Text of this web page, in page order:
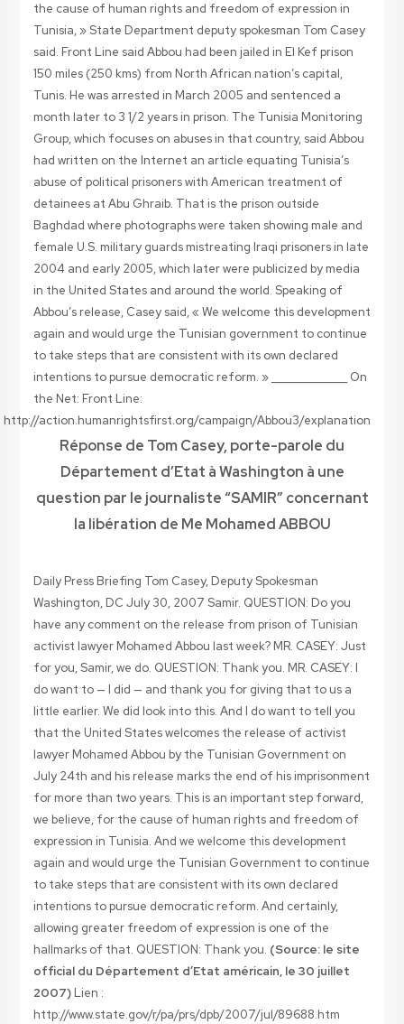
the cause of human rights and freedom of expression in
Tunisia, » State Department deputy spokesman Tom Casey
said. Front Line said Abbou had been jailed in El Kef prison
150 miles (250 kms) from North African nation’s capital,
Tunis. He was arrested in March 2005 and sentenced a
month later to 3 1/2 years in prison. The Tunisia Monitoring
Group, which focuses on abuses in that country, said Abbou
had written on the Internet an article equating Tunisia’s
abuse of political prisoners with American treatment of
detainees at Abu Ghraib. That is the prison outside
Baghdad where photographs were taken showing male and
female U.S. military guards mistreating Iraqi prisoners in late
2004 and early 2005, which later were publicized by media
in the United States and around the world. Speaking of
Abbou’s release, Casey said, « We welcome this development
again and would urge the Tunisian government to continue
to take steps that are consistent with its own declared
intentions to pursue democratic reform. » ______________ On
the Net: Front Line:
http://action.humanrightsfirst.org/campaign/Abbou3/explanation
Réponse de Tom Casey, porte-parole du
Département d’Etat à Washington à une
question par le journaliste “SAMIR” concernant
la libération de Me Mohamed ABBOU
Daily Press Briefing Tom Casey, Deputy Spokesman
Washington, DC July 30, 2007 Samir. QUESTION: Do you
have any comment on the release from prison of Tunisian
activist lawyer Mohamed Abbou last week? MR. CASEY: Just
for you, Samir, we do. QUESTION: Thank you. MR. CASEY: I
do want to — I did — and thank you for giving that to us a
little earlier. We did look into this. And I do want to tell you
that the United States welcomes the release of activist
lawyer Mohamed Abbou by the Tunisian Government on
July 24th and his release marks the end of his imprisonment
for more than two years. This is an important step forward,
we believe, for the cause of human rights and freedom of
expression in Tunisia. And we welcome this development
again and would urge the Tunisian Government to continue
to take steps that are consistent with its own declared
intentions to pursue democratic reform. And certainly,
allowing greater freedom of expression is one of the
hallmarks of that. QUESTION: Thank you. (Source: le site
official du Département d’Etat américain, le 30 juillet
2007) Lien :
http://www.state.gov/r/pa/prs/dpb/2007/jul/89688.htm